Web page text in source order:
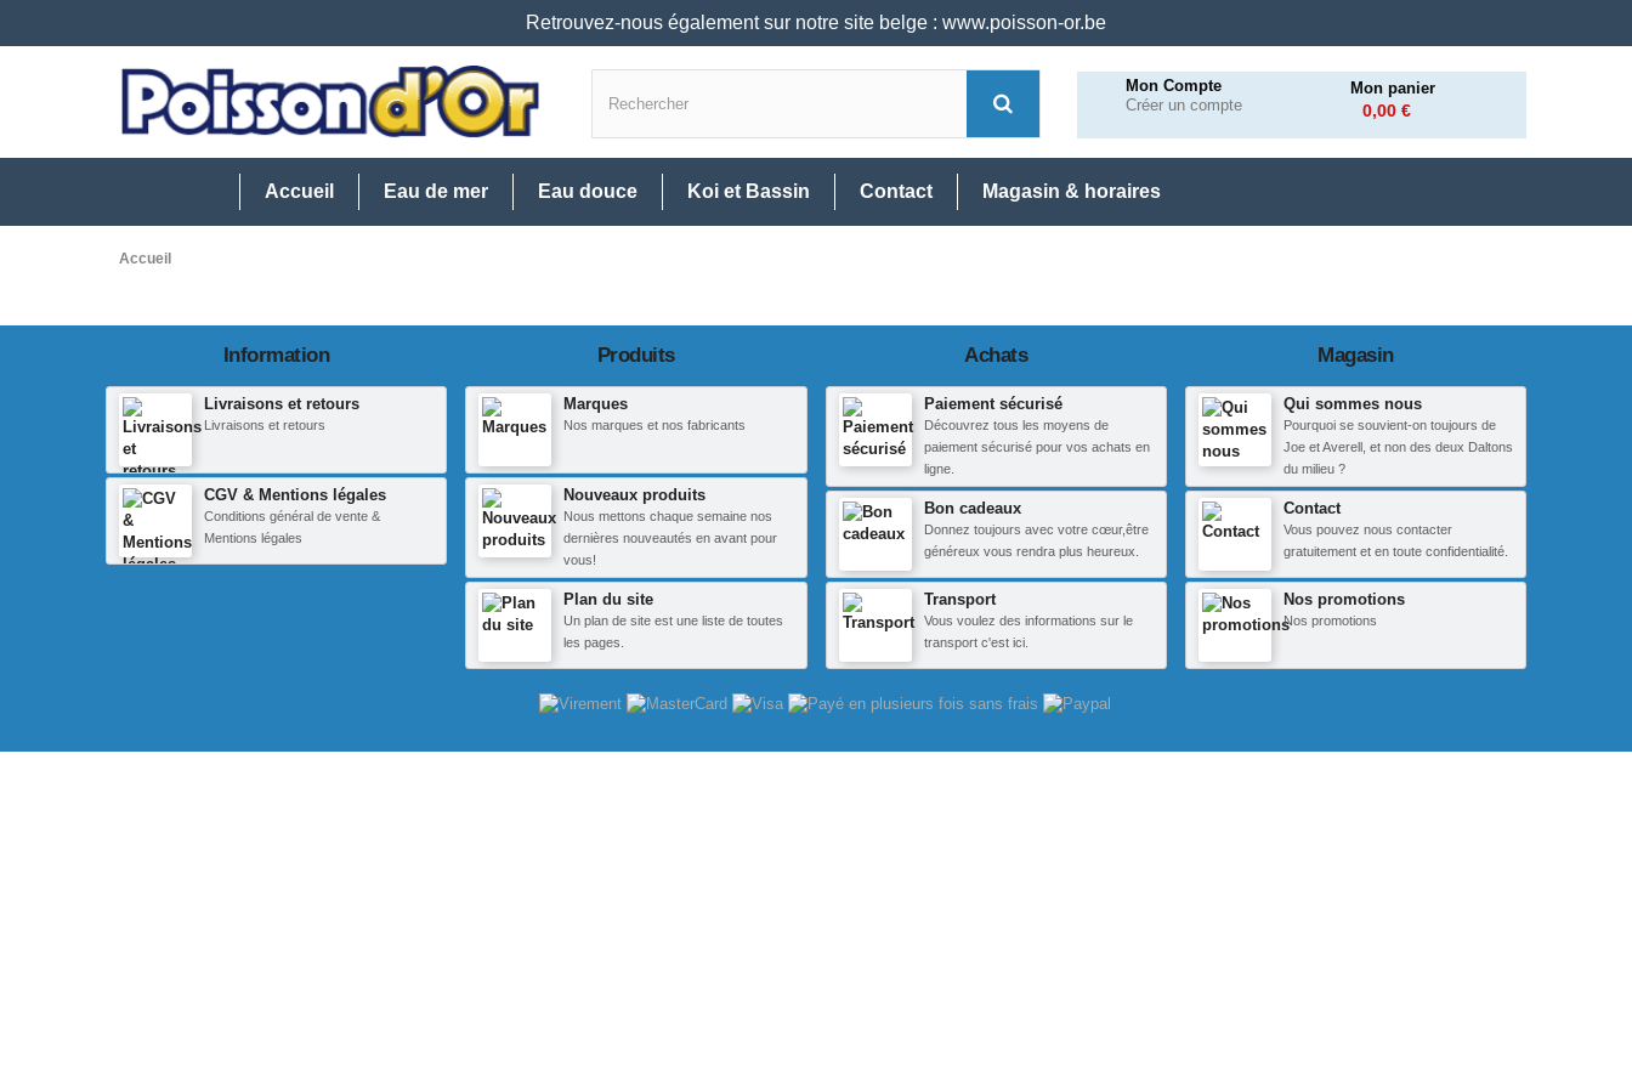
Retrouvez-nous également sur notre site belge : www.poisson-or.be
Mon Compte
Créer un compte
Mon panier
0,00 €
Accueil Eau de mer Eau douce Koi et Bassin Contact Magasin & horaires
Accueil
Information
Livraisons et retours
Livraisons et retours
CGV & Mentions légales
Conditions général de vente &
Mentions légales
Produits
Marques
Nos marques et nos fabricants
Nouveaux produits
Nous mettons chaque semaine nos
dernières nouveautés en avant pour
vous!
Plan du site
Un plan de site est une liste de toutes
les pages.
Achats
Paiement sécurisé
Découvrez tous les moyens de
paiement sécurisé pour vos achats en
ligne.
Bon cadeaux
Donnez toujours avec votre cœur,être
généreux vous rendra plus heureux.
Transport
Vous voulez des informations sur le
transport c'est ici.
Magasin
Qui sommes nous
Pourquoi se souvient-on toujours de
Joe et Averell, et non des deux Daltons
du milieu ?
Contact
Vous pouvez nous contacter
gratuitement et en toute confidentialité.
Nos promotions
Nos promotions